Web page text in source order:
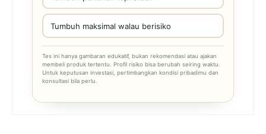
Tumbuh maksimal walau berisiko
Tes ini hanya gambaran edukatif, bukan rekomendasi atau ajakan
membeli produk tertentu. Profil risiko bisa berubah seiring waktu.
Untuk keputusan investasi, pertimbangkan kondisi pribadimu dan
konsultasi bila perlu.